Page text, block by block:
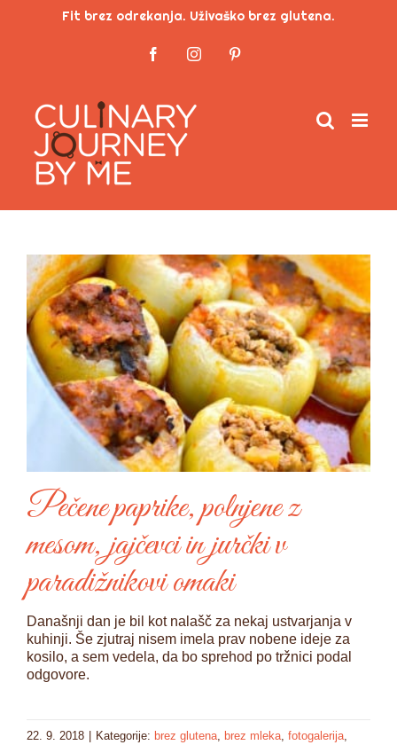
Fit brez odrekanja. Uživaško brez glutena.
FacebookInstagram
Pečene paprike, polnjene z
mesom, jajčevci in jurčki v
paradižnikovi omaki
Današnji dan je bil kot nalašč za nekaj ustvarjanja v
kuhinji. Še zjutraj nisem imela prav nobene ideje za
kosilo, a sem vedela, da bo sprehod po tržnici podal
odgovore.
22. 9. 2018 | Kategorije: brez glutena brez mleka fotogalerija